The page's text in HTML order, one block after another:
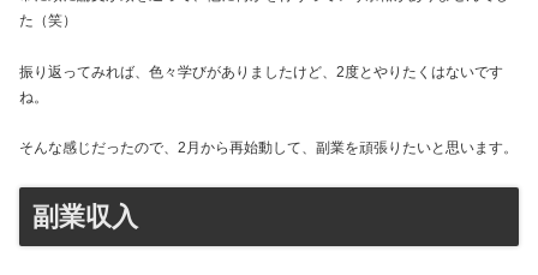
た（笑）
振り返ってみれば、色々学びがありましたけど、2度とやりたくはないです
ね。
そんな感じだったので、2月から再始動して、副業を頑張りたいと思います。
副業収入